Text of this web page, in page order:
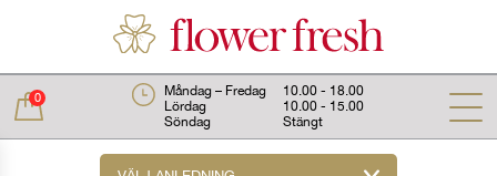
0 Måndag – Fredag
10.00 - 18.00
Lördag
10.00 - 15.00
Söndag
Stängt